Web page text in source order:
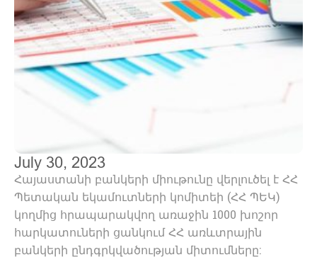
July 30, 2023
Հայաստանի բանկերի միութունը վերլուծել է ՀՀ
Պետական եկամուտների կոմիտեի (ՀՀ ՊԵԿ)
կողմից հրապարակվող առաջին 1000 խոշոր
հարկատուների ցանկում ՀՀ առևտրային
բանկերի ընդգրկվածության միտումները: